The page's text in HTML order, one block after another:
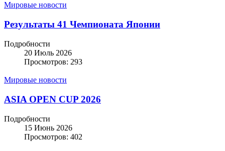
Мировые новости
Результаты 41 Чемпионата Японии
Подробности
20 Июль 2026
Просмотров: 293
Мировые новости
ASIA OPEN CUP 2026
Подробности
15 Июнь 2026
Просмотров: 402